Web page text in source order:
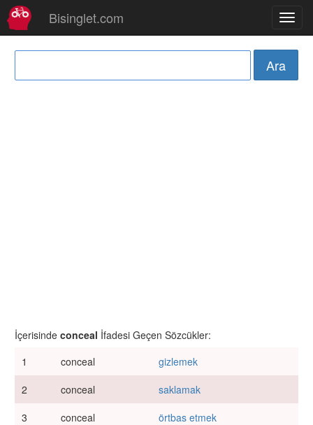
Bisinglet.com
İçerisinde conceal İfadesi Geçen Sözcükler:
1
conceal
gizlemek
2
conceal
saklamak
3
conceal
örtbas etmek